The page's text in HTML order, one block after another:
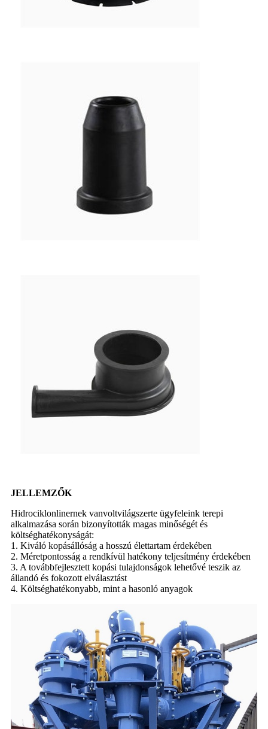
JELLEMZŐK
Hidrociklonlinernek vanvoltvilágszerte ügyfeleink terepi
alkalmazása során bizonyították magas minőségét és
költséghatékonyságát:
1. Kiváló kopásállóság a hosszú élettartam érdekében
2. Méretpontosság a rendkívül hatékony teljesítmény érdekében
3. A továbbfejlesztett kopási tulajdonságok lehetővé teszik az
állandó és fokozott elválasztást
4. Költséghatékonyabb, mint a hasonló anyagok